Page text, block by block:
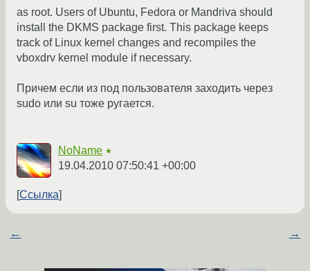
as root. Users of Ubuntu, Fedora or Mandriva should
install the DKMS package first. This package keeps
track of Linux kernel changes and recompiles the
vboxdrv kernel module if necessary.
Причем если из под пользователя заходить через
sudo или su тоже ругается.
NoName ★
19.04.2010 07:50:41 +00:00
Ссылка
← →